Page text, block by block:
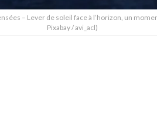
– Lever de soleil face à l’horizon, un
Pixabay / avi_acl)